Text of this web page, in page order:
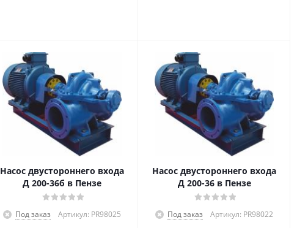
Насос двустороннего входа
Д 200-36б в Пензе
Под заказ Артикул: PR98025
Насос двустороннего входа
Д 200-36 в Пензе
Под заказ Артикул: PR98022